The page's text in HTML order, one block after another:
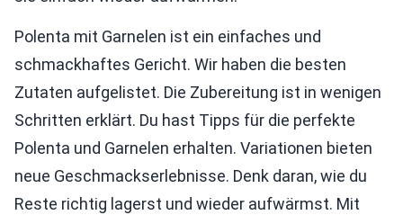
Polenta mit Garnelen ist ein einfaches und
schmackhaftes Gericht. Wir haben die besten
Zutaten aufgelistet. Die Zubereitung ist in wenigen
Schritten erklärt. Du hast Tipps für die perfekte
Polenta und Garnelen erhalten. Variationen bieten
neue Geschmackserlebnisse. Denk daran, wie du
Reste richtig lagerst und wieder aufwärmst. Mit